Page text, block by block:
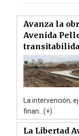
Avanza la
Avenida
La intervención,
finan...(+)
La Libertad